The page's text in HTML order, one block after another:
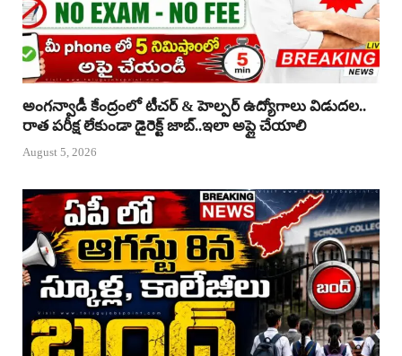
అంగన్వాడీ కేంద్రంలో టీచర్ & హెల్పర్ ఉద్యోగాలు విడుదల..
రాత పరీక్ష లేకుండా డైరెక్ట్ జాబ్..ఇలా అప్లై చేయాలి
August 5, 2026